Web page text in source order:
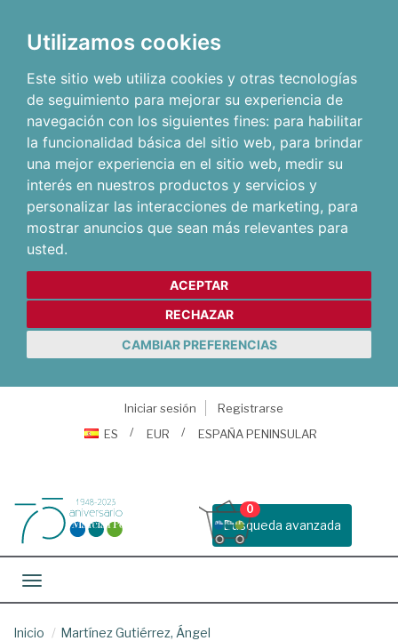
Utilizamos cookies
Este sitio web utiliza cookies y otras tecnologías
de seguimiento para mejorar su experiencia de
navegación con los siguientes fines: para habilitar
la funcionalidad básica del sitio web, para brindar
una mejor experiencia en el sitio web, medir su
interés en nuestros productos y servicios y
personalizar las interacciones de marketing, para
mostrar anuncios que sean más relevantes para
usted.
ACEPTAR
RECHAZAR
CAMBIAR PREFERENCIAS
Iniciar sesión
Registrarse
ES
EUR ESPAÑA PENINSULAR
Busqueda avanzada
0
Toggle navigation
Inicio Martínez Gutiérrez, Ángel